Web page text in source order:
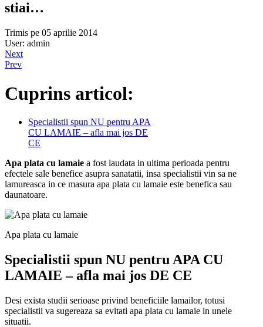
stiai…
Trimis pe 05 aprilie 2014
User: admin
Next
Prev
Cuprins articol:
Specialistii spun NU pentru APA
CU LAMAIE – afla mai jos DE
CE
Apa plata cu lamaie a fost laudata in ultima perioada pentru
efectele sale benefice asupra sanatatii, insa specialistii vin sa ne
lamureasca in ce masura apa plata cu lamaie este benefica sau
daunatoare.
Apa plata cu lamaie
Specialistii spun NU pentru APA CU
LAMAIE – afla mai jos DE CE
Desi exista studii serioase privind beneficiile lamailor, totusi
specialistii va sugereaza sa evitati apa plata cu lamaie in unele
situatii.